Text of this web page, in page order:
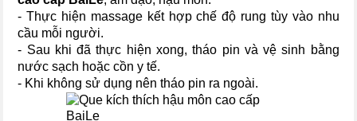
- Thực hiện massage kết hợp chế độ rung tùy vào nhu
cầu mỗi người.
- Sau khi đã thực hiện xong, tháo pin và vệ sinh bằng
nước sạch hoặc cồn y tế.
- Khi không sử dụng nên tháo pin ra ngoài.